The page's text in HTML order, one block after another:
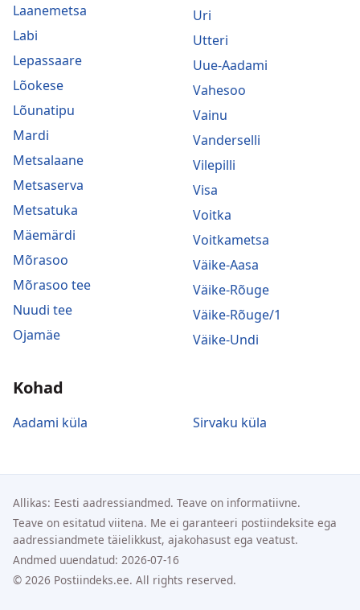
Laanemetsa
Labi
Lepassaare
Lõokese
Lõunatipu
Mardi
Metsalaane
Metsaserva
Metsatuka
Mäemärdi
Mõrasoo
Mõrasoo tee
Nuudi tee
Ojamäe
Uri
Utteri
Uue-Aadami
Vahesoo
Vainu
Vanderselli
Vilepilli
Visa
Voitka
Voitkametsa
Väike-Aasa
Väike-Rõuge
Väike-Rõuge/1
Väike-Undi
Kohad
Aadami küla Sirvaku küla
Allikas: Eesti aadressiandmed. Teave on informatiivne.
Teave on esitatud viitena. Me ei garanteeri postiindeksite ega
aadressiandmete täielikkust, ajakohasust ega veatust.
Andmed uuendatud: 2026-07-16
© 2026 Postiindeks.ee. All rights reserved.